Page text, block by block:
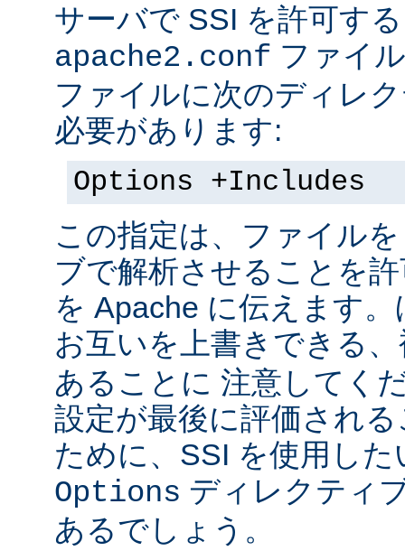
サーバで SSI を許可す
apache2.conf ファイ
ファイルに次のディレ
必要があります:
Options +Includes
この指定は、ファイル
ブで解析させることを
を Apache に伝えます
お互いを上書きできる
あることに 注意してく
設定が最後に評価され
ために、SSI を使用し
Options ディレクティ
あるでしょう。